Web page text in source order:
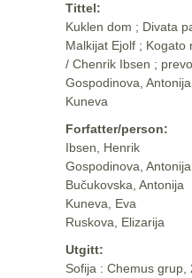
Tittel:
Kuklen dom ; Divata
Malkijat Ejolf ; Kogato
/ Chenrik Ibsen ;
Gospodinova,
Kuneva
Forfatter/person:
Ibsen, Henrik
Gospodinova, Antonija
Bučukovska, Antonija
Kuneva, Eva
Ruskova, Elizarija
Utgitt:
Sofija : Chemus grup,